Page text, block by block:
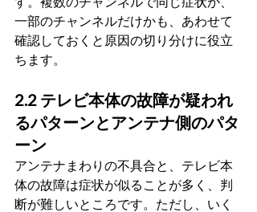
一部のチャンネルだけかも、あわせて
確認しておくと原因の切り分けに役立
ちます。
2.2 テレビ本体の故障が疑われ
るパターンとアンテナ側のパタ
ーン
アンテナまわりの不具合と、テレビ本
体の故障は症状が似ることが多く、判
断が難しいところです。ただし、いく